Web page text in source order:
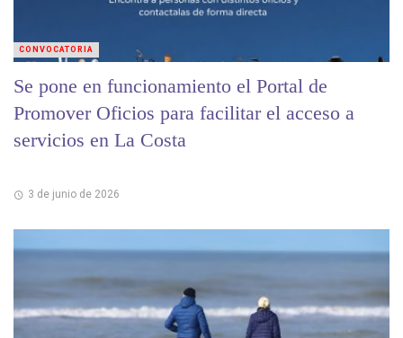
Se pone en funcionamiento el Portal de
Promover Oficios para facilitar el acceso a
servicios en La Costa
3 de junio de 2026
CONVOCATORIA